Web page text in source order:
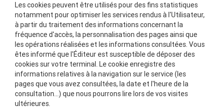
Les cookies peuvent être utilisés pour des fins statistiques
notamment pour optimiser les services rendus à l'Utilisateur,
à partir du traitement des informations concernant la
fréquence d'accès, la personnalisation des pages ainsi que
les opérations réalisées et les informations consultées. Vous
êtes informé que l'Éditeur est susceptible de déposer des
cookies sur votre terminal. Le cookie enregistre des
informations relatives à la navigation sur le service (les
pages que vous avez consultées, la date et l'heure de la
consultation...) que nous pourrons lire lors de vos visites
ultérieures.